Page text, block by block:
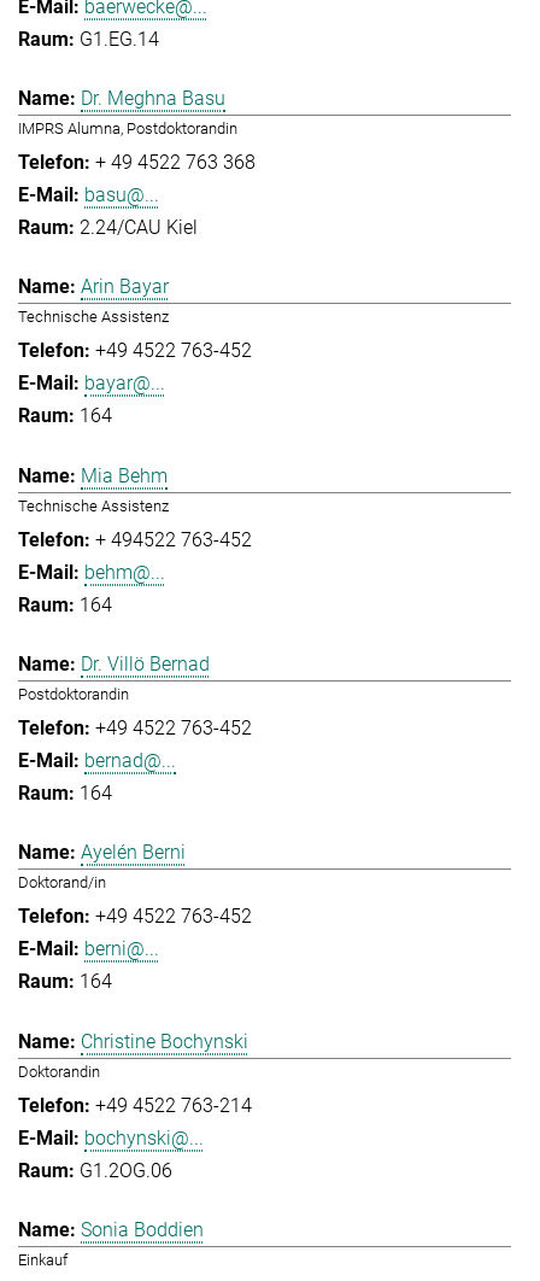
baerwecke@...
G1.EG.14
Dr. Meghna Basu
IMPRS Alumna, Postdoktorandin
+ 49 4522 763 368
basu@...
2.24/CAU Kiel
Arin Bayar
Technische Assistenz
+49 4522 763-452
bayar@...
164
Mia Behm
Technische Assistenz
+ 494522 763-452
behm@...
164
Dr. Villö Bernad
Postdoktorandin
+49 4522 763-452
bernad@...
164
Ayelén Berni
Doktorand/in
+49 4522 763-452
berni@...
164
Christine Bochynski
Doktorandin
+49 4522 763-214
bochynski@...
G1.2OG.06
Sonia Boddien
Einkauf